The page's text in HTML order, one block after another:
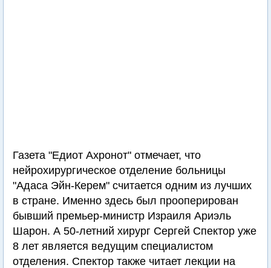
Газета "Едиот Ахронот" отмечает, что
нейрохирургическое отделение больницы
"Адаса Эйн-Керем" считается одним из лучших
в стране. Именно здесь был прооперирован
бывший премьер-министр Израиля Ариэль
Шарон. А 50-летний хирург Сергей Спектор уже
8 лет является ведущим специалистом
отделения. Спектор также читает лекции на